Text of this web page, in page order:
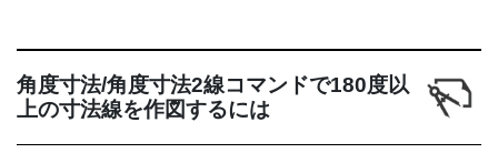
角度寸法/角度寸法2線コマンドで180度以
上の寸法線を作図するには